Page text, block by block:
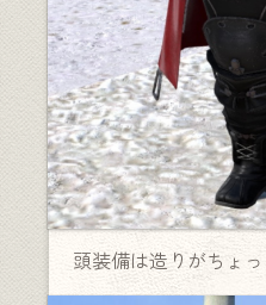
頭装備は造りがちょ